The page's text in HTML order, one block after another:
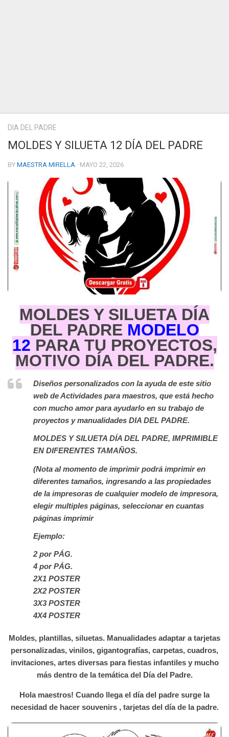
DIA DEL PADRE
MOLDES Y SILUETA 12 DÍA DEL PADRE
BY MAESTRA MIRELLA · MAYO 22, 2026
MOLDES Y SILUETA DÍA
DEL PADRE MODELO
12 PARA TU PROYECTOS,
MOTIVO DÍA DEL PADRE.
Diseños personalizados con la ayuda de este sitio
web de Actividades para maestros, que está hecho
con mucho amor para ayudarlo en su trabajo de
proyectos y manualidades DIA DEL PADRE.
MOLDES Y SILUETA DÍA DEL PADRE, IMPRIMIBLE
EN DIFERENTES TAMAÑOS.
(Nota al momento de imprimir podrá imprimir en
diferentes tamaños, ingresando a las propiedades
de la impresoras de cualquier modelo de impresora,
elegir multiples páginas, seleccionar en cuantas
páginas imprimir
Ejemplo:
2 por PÁG.
4 por PÁG.
2X1 POSTER
2X2 POSTER
3X3 POSTER
4X4 POSTER
Moldes, plantillas, siluetas. Manualidades adaptar a tarjetas
personalizadas, vinilos, gigantografías, carpetas, cuadros,
invitaciones, artes diversas para fiestas infantiles y mucho
más dentro de la temática del Día del Padre.
Hola maestros! Cuando llega el día del padre surge la
necesidad de hacer souvenirs , tarjetas del día de la padre.